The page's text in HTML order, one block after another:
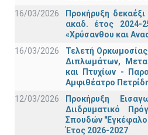
16/03/2026
Προκήρυξη
ακαδ. έτος 2024-
«Χρύσανθου και
16/03/2026
Τελετή
Διπλωμάτων,
και Πτυχίων -
Αμφιθέατρο
12/03/2026
Προκήρυξη
Διιδρυματικό
Σπουδών
Έτος 2026-2027